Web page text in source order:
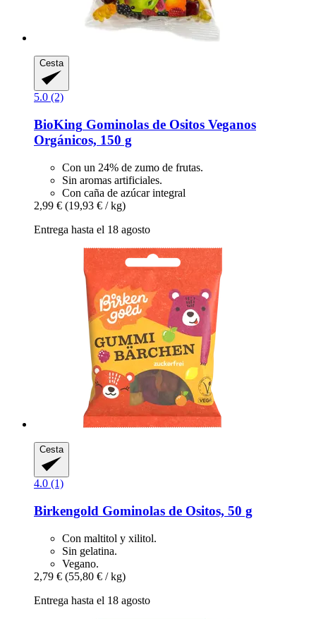
Cesta
5.0 (2)
BioKing Gominolas de Ositos Veganos
Orgánicos, 150 g
Con un 24% de zumo de frutas.
Sin aromas artificiales.
Con caña de azúcar integral
2,99 € (19,93 € / kg)
Entrega hasta el 18 agosto
Cesta
4.0 (1)
Birkengold Gominolas de Ositos, 50 g
Con maltitol y xilitol.
Sin gelatina.
Vegano.
2,79 € (55,80 € / kg)
Entrega hasta el 18 agosto